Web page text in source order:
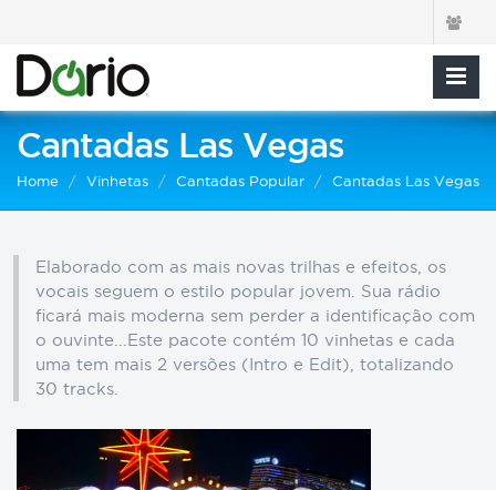
Cantadas Las Vegas
Home Vinhetas Cantadas Popular Cantadas Las Vegas
Elaborado com as mais novas trilhas e efeitos, os
vocais seguem o estilo popular jovem. Sua rádio
ficará mais moderna sem perder a identificação com
o ouvinte...Este pacote contém 10 vinhetas e cada
uma tem mais 2 versões (Intro e Edit), totalizando
30 tracks.